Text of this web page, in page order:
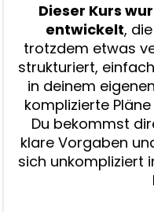
Dieser Kurs
entwickelt,
trotzdem etwas
strukturiert,
in deinem
komplizierte
Du bekommst
klare Vorgaben
sich unkompliziert